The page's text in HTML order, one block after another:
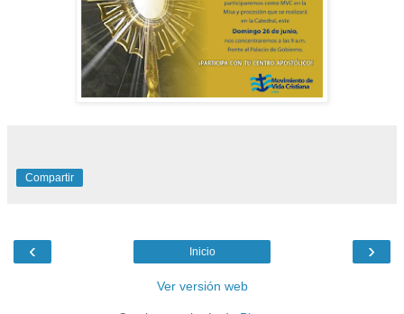
Compartir
‹ ›
Inicio
Ver versión web